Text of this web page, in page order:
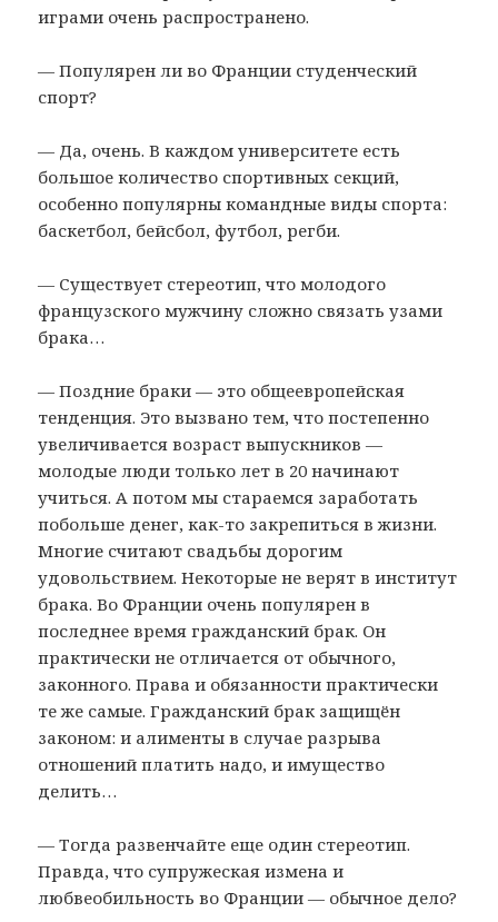
играми очень распространено.
— Популярен ли во Франции студенческий
спорт?
— Да, очень. В каждом университете есть
большое количество спортивных секций,
особенно популярны командные виды спорта:
баскетбол, бейсбол, футбол, регби.
— Существует стереотип, что молодого
французского мужчину сложно связать узами
брака…
— Поздние браки — это общеевропейская
тенденция. Это вызвано тем, что постепенно
увеличивается возраст выпускников —
молодые люди только лет в 20 начинают
учиться. А потом мы стараемся заработать
побольше денег, как-то закрепиться в жизни.
Многие считают свадьбы дорогим
удовольствием. Некоторые не верят в институт
брака. Во Франции очень популярен в
последнее время гражданский брак. Он
практически не отличается от обычного,
законного. Права и обязанности практически
те же самые. Гражданский брак защищён
законом: и алименты в случае разрыва
отношений платить надо, и имущество
делить…
— Тогда развенчайте еще один стереотип.
Правда, что супружеская измена и
любвеобильность во Франции — обычное дело?